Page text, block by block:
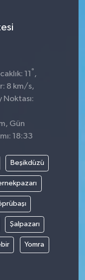
11 ° ,
8 km/s,
Noktası:
Gün
18:33
Beşikdüzü
Şalpazarı
Yomra